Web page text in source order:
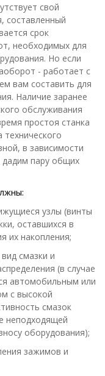
свой
составленный
срок
необходимых для
Но если
- работает с
вам составить для
Наличие заранее
обслуживания
простоя станка
в зависимости
пару общих
узлы (винты
оставшихся в
их накопления;
смазки и
(в случае
автомобильным или
с высокой
смазок
неподходящей
оборудования);
зажимов и